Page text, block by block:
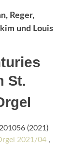
Reger,
und Louis
St.
(2021)
2021/04 ,